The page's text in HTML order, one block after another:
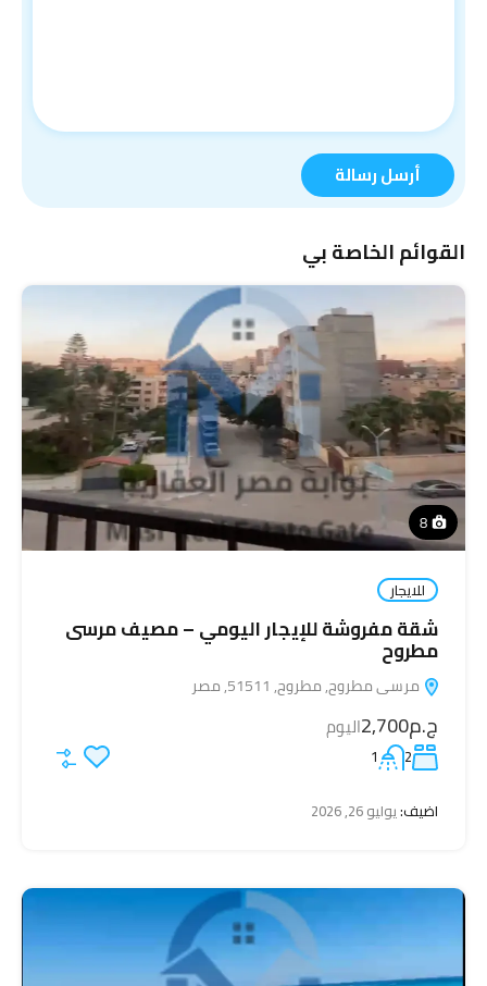
أرسل رسالة
القوائم الخاصة بي
8
للايجار
شقة مفروشة للإيجار اليومي – مصيف مرسى
مطروح
مرسى مطروح, مطروح, 51511, مصر
ج.م2,700 اليوم
2
1
اضيف:يوليو 26, 2026